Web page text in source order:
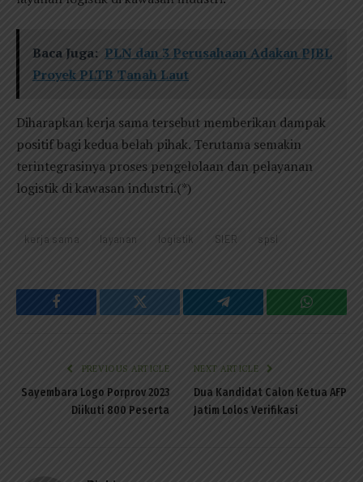
Baca Juga: PLN dan 3 Perusahaan Adakan PJBL
Proyek PLTB Tanah Laut
Diharapkan kerja sama tersebut memberikan dampak
positif bagi kedua belah pihak. Terutama semakin
terintegrasinya proses pengelolaan dan pelayanan
logistik di kawasan industri.(*)
kerja sama layanan logistik SIER spsl
Facebook Twitter Telegram
PREVIOUS ARTICLE
Sayembara Logo Porprov 2023
Diikuti 800 Peserta
NEXT ARTICLE
Dua Kandidat Calon Ketua AFP
Jatim Lolos Verifikasi